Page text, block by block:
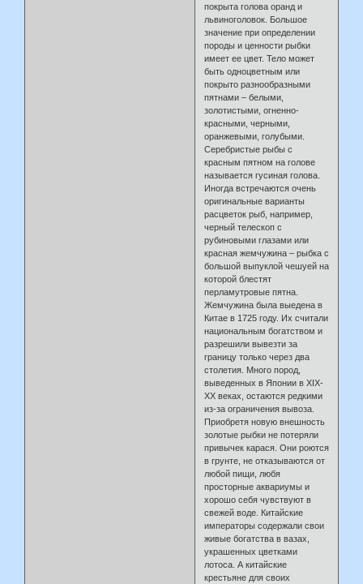
покрыта голова оранд и
львиноголовок. Большое
значение при определении
породы и ценности рыбки
имеет ее цвет. Тело может
быть одноцветным или
покрыто разнообразными
пятнами – белыми,
золотистыми, огненно-
красными, черными,
оранжевыми, голубыми.
Серебристые рыбы с
красным пятном на голове
называется гусиная голова.
Иногда встречаются очень
оригинальные варианты
расцветок рыб, например,
черный телескоп с
рубиновыми глазами или
красная жемчужина – рыбка с
большой выпуклой чешуей на
которой блестят
перламутровые пятна.
Жемчужина была выедена в
Китае в 1725 году. Их считали
национальным богатством и
разрешили вывезти за
границу только через два
столетия. Много пород,
выведенных в Японии в XIX-
XX веках, остаются редкими
из-за ограничения вывоза.
Приобретя новую внешность
золотые рыбки не потеряли
привычек карася. Они роются
в грунте, не отказываются от
любой пищи, любя
просторные аквариумы и
хорошо себя чувствуют в
свежей воде. Китайские
императоры содержали свои
живые богатства в вазах,
украшенных цветками
лотоса. А китайские
крестьяне для своих